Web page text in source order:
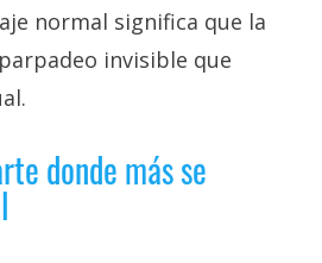
normal significa que la
invisible que
donde más se